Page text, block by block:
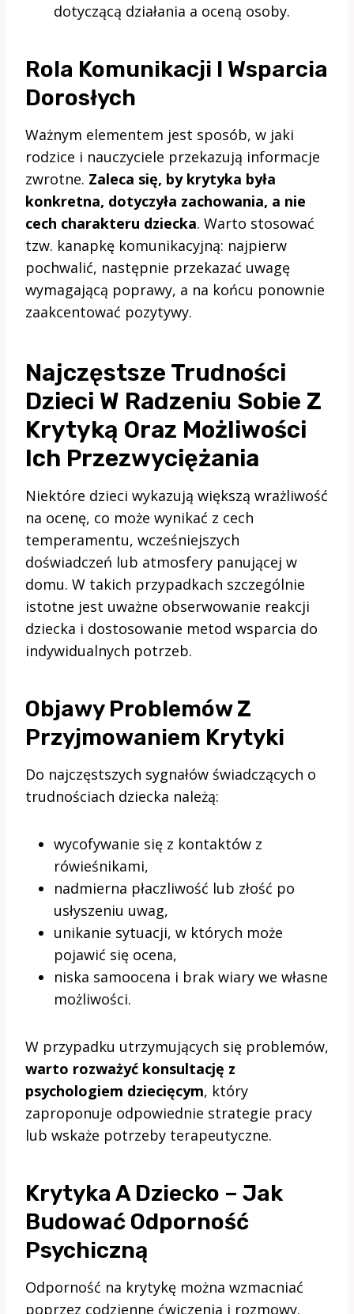
dotyczącą działania a oceną osoby.
Rola Komunikacji I Wsparcia
Dorosłych
Ważnym elementem jest sposób, w jaki
rodzice i nauczyciele przekazują informacje
zwrotne. Zaleca się, by krytyka była
konkretna, dotyczyła zachowania, a nie
cech charakteru dziecka. Warto stosować
tzw. kanapkę komunikacyjną: najpierw
pochwalić, następnie przekazać uwagę
wymagającą poprawy, a na końcu ponownie
zaakcentować pozytywy.
Najczęstsze Trudności
Dzieci W Radzeniu Sobie Z
Krytyką Oraz Możliwości
Ich Przezwyciężania
Niektóre dzieci wykazują większą wrażliwość
na ocenę, co może wynikać z cech
temperamentu, wcześniejszych
doświadczeń lub atmosfery panującej w
domu. W takich przypadkach szczególnie
istotne jest uważne obserwowanie reakcji
dziecka i dostosowanie metod wsparcia do
indywidualnych potrzeb.
Objawy Problemów Z
Przyjmowaniem Krytyki
Do najczęstszych sygnałów świadczących o
trudnościach dziecka należą:
wycofywanie się z kontaktów z
rówieśnikami,
nadmierna płaczliwość lub złość po
usłyszeniu uwag,
unikanie sytuacji, w których może
pojawić się ocena,
niska samoocena i brak wiary we własne
możliwości.
W przypadku utrzymujących się problemów,
warto rozważyć konsultację z
psychologiem dziecięcym, który
zaproponuje odpowiednie strategie pracy
lub wskaże potrzeby terapeutyczne.
Krytyka A Dziecko – Jak
Budować Odporność
Psychiczną
Odporność na krytykę można wzmacniać
poprzez codzienne ćwiczenia i rozmowy.